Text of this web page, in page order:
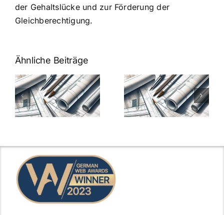
der Gehaltslücke und zur Förderung der
Gleichberechtigung.
Ähnliche Beiträge
7 Mythen
über
Architekten-
Gehälter
7 Mythen
über
Architekten-
Gehälter